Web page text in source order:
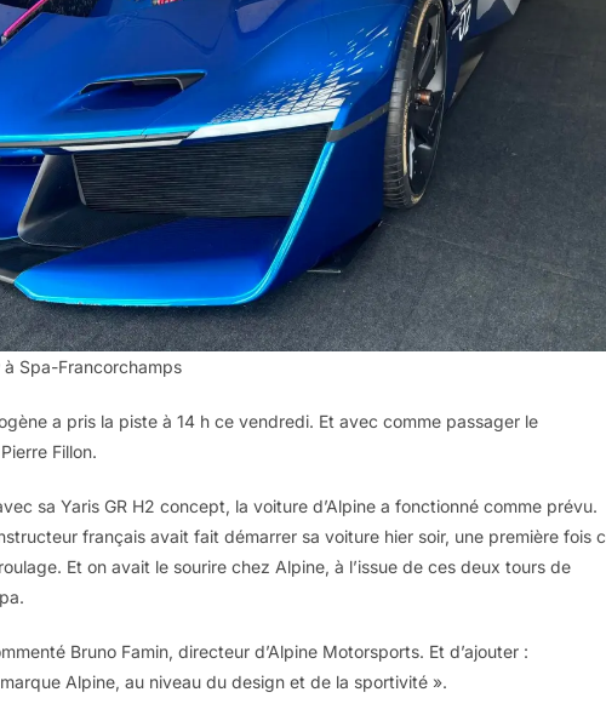
à Spa-Francorchamps
a pris la piste à 14 h ce vendredi. Et avec comme passager le
Fillon.
sa Yaris GR H2 concept, la voiture d’Alpine a fonctionné comme prévu.
français avait fait démarrer sa voiture hier soir, une première fois
Et on avait le sourire chez Alpine, à l’issue de ces deux tours de
Bruno Famin, directeur d’Alpine Motorsports. Et d’ajouter :
Alpine, au niveau du design et de la sportivité ».